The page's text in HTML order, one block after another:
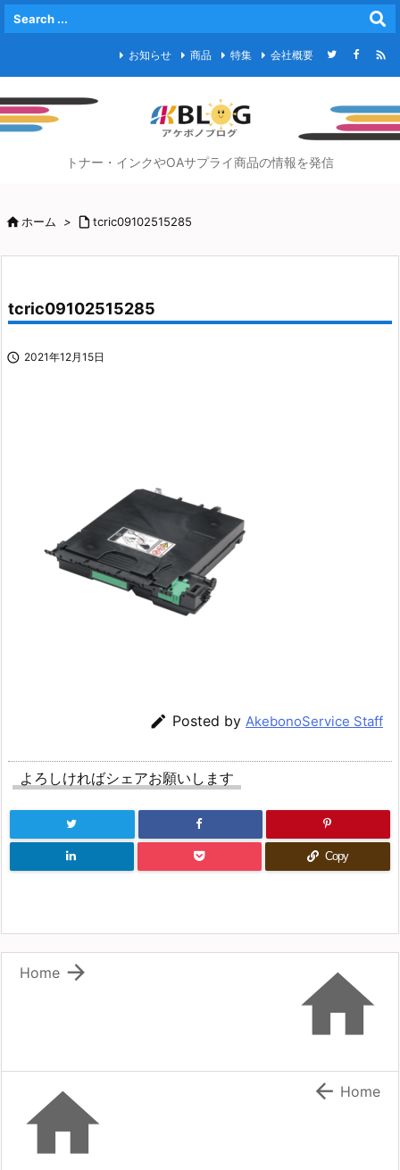
お知らせ 商品 特集 会社概要 
トナー・インクやOAサプライ商品の情報を発信
ホーム >  tcric09102515285
tcric09102515285
 2021年12月15日
 Posted by AkebonoService Staff
よろしければシェアお願いします
Copy


Home
  Home